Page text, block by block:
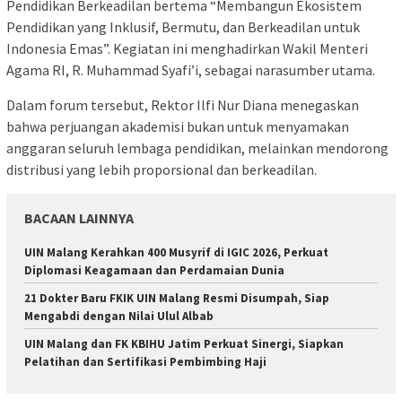
Pendidikan Berkeadilan bertema “Membangun Ekosistem
Pendidikan yang Inklusif, Bermutu, dan Berkeadilan untuk
Indonesia Emas”. Kegiatan ini menghadirkan Wakil Menteri
Agama RI, R. Muhammad Syafi’i, sebagai narasumber utama.
Dalam forum tersebut, Rektor Ilfi Nur Diana menegaskan
bahwa perjuangan akademisi bukan untuk menyamakan
anggaran seluruh lembaga pendidikan, melainkan mendorong
distribusi yang lebih proporsional dan berkeadilan.
BACAAN LAINNYA
UIN Malang Kerahkan 400 Musyrif di IGIC 2026, Perkuat
Diplomasi Keagamaan dan Perdamaian Dunia
21 Dokter Baru FKIK UIN Malang Resmi Disumpah, Siap
Mengabdi dengan Nilai Ulul Albab
UIN Malang dan FK KBIHU Jatim Perkuat Sinergi, Siapkan
Pelatihan dan Sertifikasi Pembimbing Haji